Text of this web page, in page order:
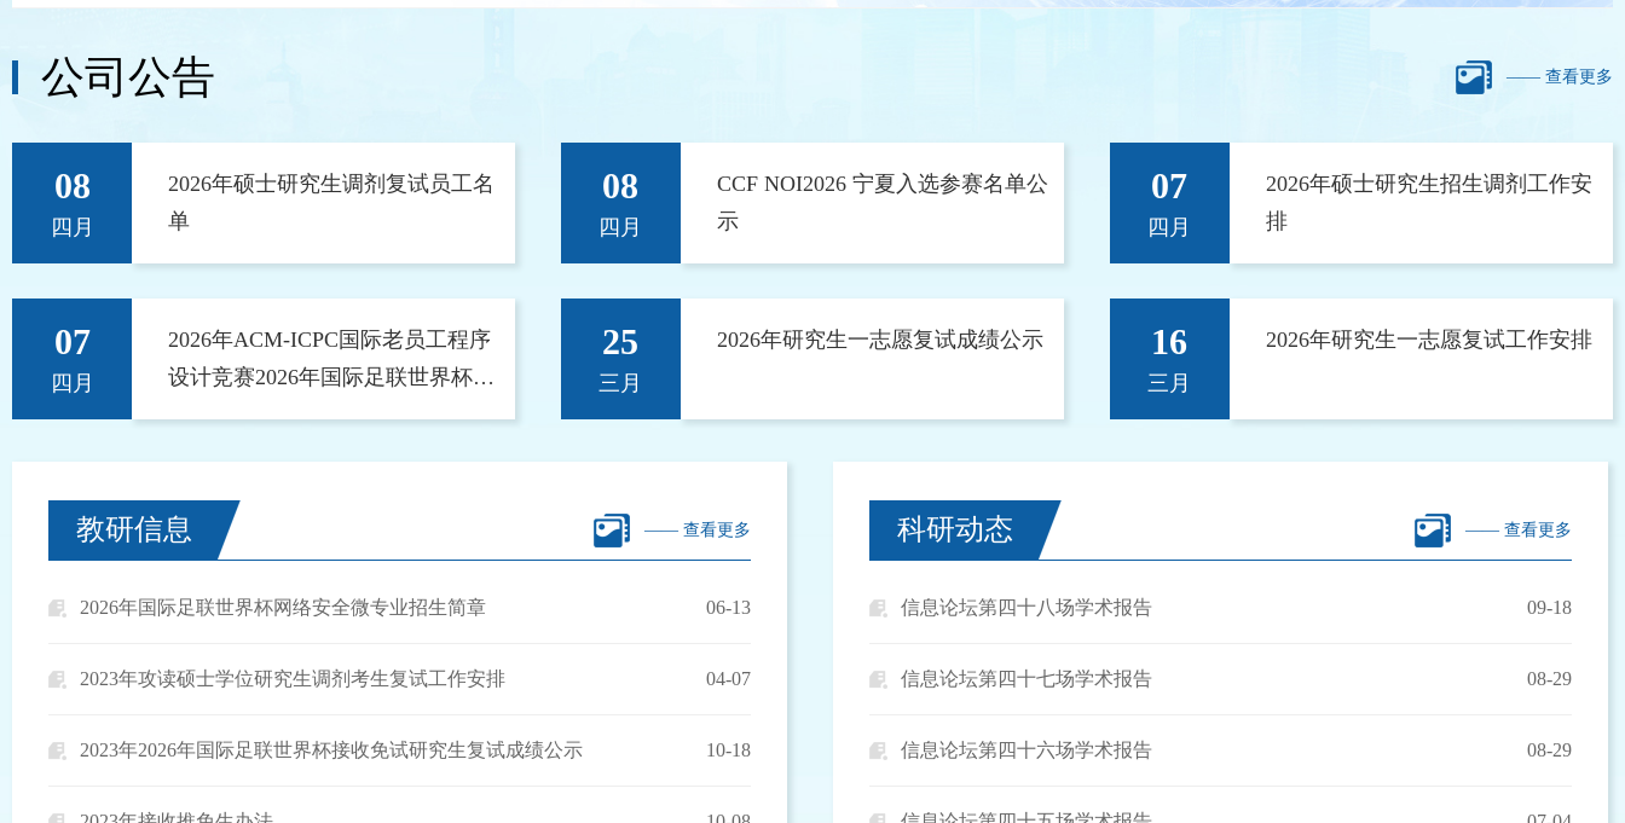
公司公告 —— 查看更多
08
四月
2026年硕士研究生调剂复试员工名
单
08
四月
CCF NOI2026 宁夏入选参赛名单公
示
07
四月
2026年硕士研究生招生调剂工作安
排
07
四月
2026年ACM-ICPC国际老员工程序
设计竞赛2026年国际足联世界杯选
拔赛获奖公示
25
三月
2026年研究生一志愿复试成绩公示 16
三月
2026年研究生一志愿复试工作安排
教研信息 —— 查看更多
2026年国际足联世界杯网络安全微专业招生简章 06-13
2023年攻读硕士学位研究生调剂考生复试工作安排 04-07
2023年2026年国际足联世界杯接收免试研究生复试成绩公示 10-18
科研动态 —— 查看更多
信息论坛第四十八场学术报告 09-18
信息论坛第四十七场学术报告 08-29
信息论坛第四十六场学术报告 08-29